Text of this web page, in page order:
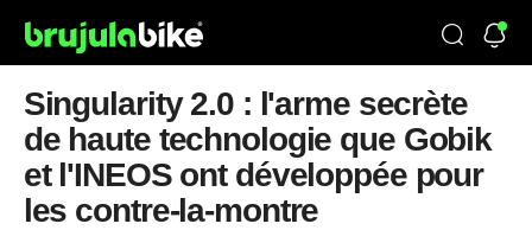
Singularity 2.0 : l'arme secrète
de haute technologie que Gobik
et l'INEOS ont développée pour
les contre-la-montre